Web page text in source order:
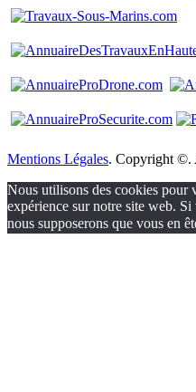
Mentions Légales. Copyright ©.
Nous utilisons des cookies pour
expérience sur notre site web.
nous supposerons que vous en